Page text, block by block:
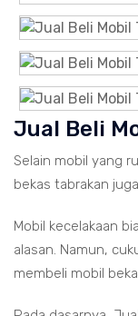
Jual Beli
Selain mobil yang
bekas tabrakan
Mobil kecelakaan
alasan. Namun,
membeli mobil